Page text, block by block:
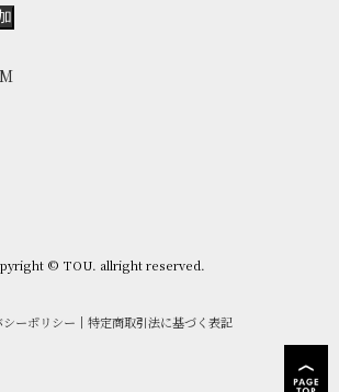
© TOU. allright reserved.
ーポリシー ｜ 特定商取引法に基づく表記